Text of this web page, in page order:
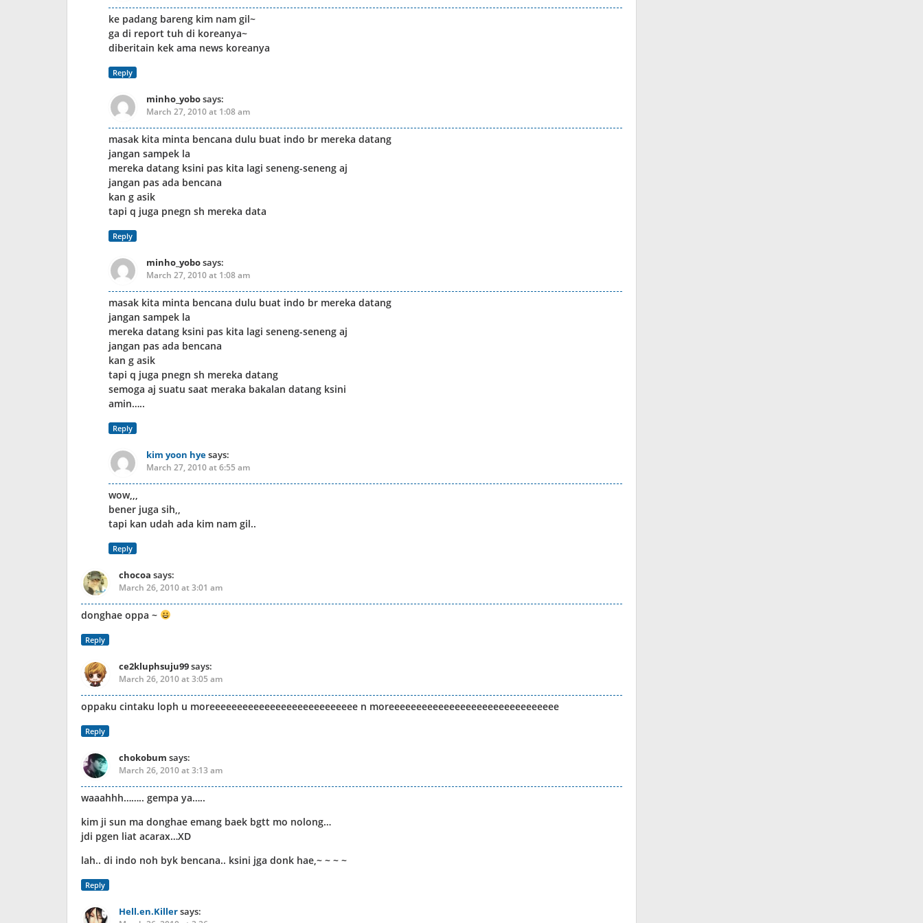
ke padang bareng kim nam gil~
ga di report tuh di koreanya~
diberitain kek ama news koreanya
Reply
minho_yobosays:
March 27, 2010 at 1:08 am
masak kita minta bencana dulu buat indo br mereka datang
jangan sampek la
mereka datang ksini pas kita lagi seneng-seneng aj
jangan pas ada bencana
kan g asik
tapi q juga pnegn sh mereka data
Reply
minho_yobosays:
March 27, 2010 at 1:08 am
masak kita minta bencana dulu buat indo br mereka datang
jangan sampek la
mereka datang ksini pas kita lagi seneng-seneng aj
jangan pas ada bencana
kan g asik
tapi q juga pnegn sh mereka datang
semoga aj suatu saat meraka bakalan datang ksini
amin…..
Reply
kim yoon hyesays:
March 27, 2010 at 6:55 am
wow,,,
bener juga sih,,
tapi kan udah ada kim nam gil..
Reply
chocoa says:
March 26, 2010 at 3:01 am
donghae oppa ~
Reply
ce2kluphsuju99says:
March 26, 2010 at 3:05 am
oppaku cintaku loph u moreeeeeeeeeeeeeeeeeeeeeeeeeee n moreeeeeeeeeeeeeeeeeeeeeeeeeeeeeee
Reply
chokobum says:
March 26, 2010 at 3:13 am
waaahhh…….. gempa ya…..
kim ji sun ma donghae emang baek bgtt mo nolong…
jdi pgen liat acarax…XD
lah.. di indo noh byk bencana.. ksini jga donk hae,~ ~ ~ ~
Reply
Hell.en.Killersays: